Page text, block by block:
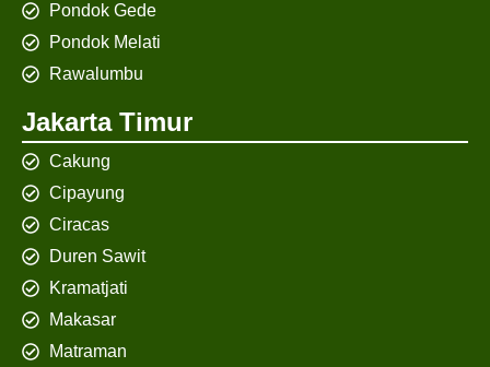
Pondok Gede
Pondok Melati
Rawalumbu
Jakarta Timur
Cakung
Cipayung
Ciracas
Duren Sawit
Kramatjati
Makasar
Matraman